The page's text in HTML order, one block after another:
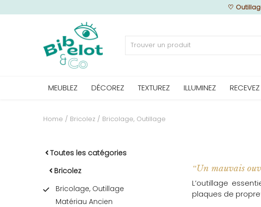
♡
MEUBLEZ DÉCOREZ TEXTUREZ ILLUMINEZ RECEVEZ
TEXTUREZ
Home Bricolez Bricolage, Outillage
Toutes les catégories
Bricolez
Bricolage, Outillage
Matériau Ancien
‟Un mauvais
L’outillage
plaques de